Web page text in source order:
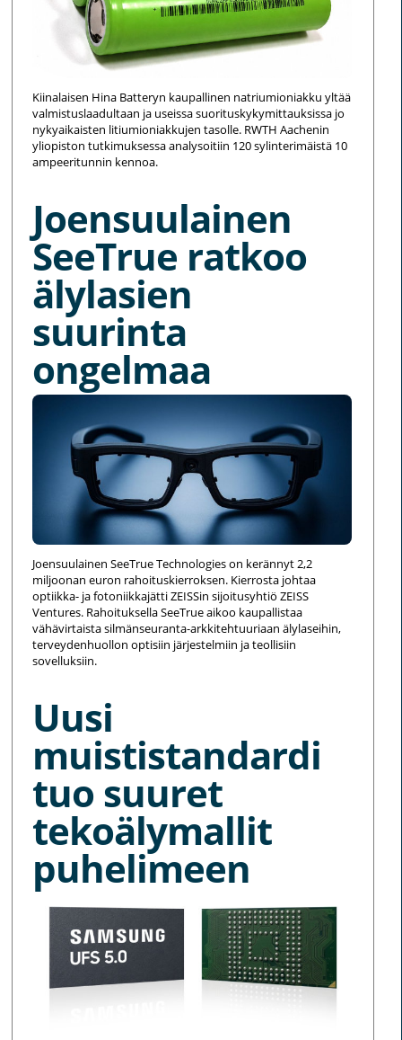
Kiinalaisen Hina Batteryn kaupallinen natriumioniakku yltää
valmistuslaadultaan ja useissa suorituskykymittauksissa jo
nykyaikaisten litiumioniakkujen tasolle. RWTH Aachenin
yliopiston tutkimuksessa analysoitiin 120 sylinterimäistä 10
ampeeritunnin kennoa.
Joensuulainen
SeeTrue ratkoo
älylasien
suurinta
ongelmaa
Joensuulainen SeeTrue Technologies on kerännyt 2,2
miljoonan euron rahoituskierroksen. Kierrosta johtaa
optiikka- ja fotoniikkajätti ZEISSin sijoitusyhtiö ZEISS
Ventures. Rahoituksella SeeTrue aikoo kaupallistaa
vähävirtaista silmänseuranta-arkkitehtuuriaan älylaseihin,
terveydenhuollon optisiin järjestelmiin ja teollisiin
sovelluksiin.
Uusi
muististandardi
tuo suuret
tekoälymallit
puhelimeen